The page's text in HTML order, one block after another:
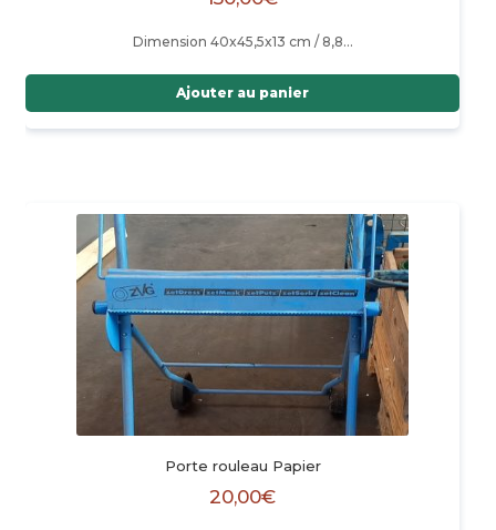
Dimension 40x45,5x13 cm / 8,8…
Ajouter au panier
Porte rouleau Papier
20,00€